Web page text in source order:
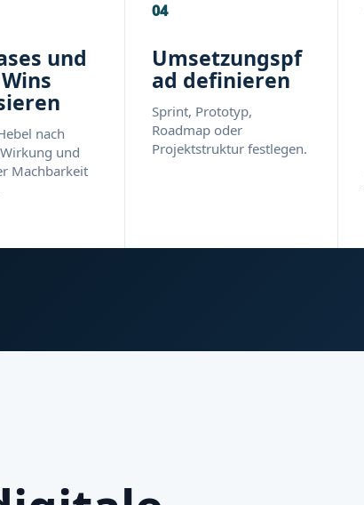
und
nach
und
Machbarkeit
04
Umsetzungspf
ad definieren
Sprint, Prototyp,
Roadmap oder
Projektstruktur festlegen.